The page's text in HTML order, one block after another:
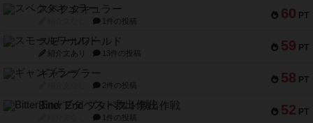
60 PT
スペクタキュラー
1件の投稿
59 PT
スモールワールド
紹介文あり 13件の投稿
58 PT
ギャンブラー
2件の投稿
52 PT
Bitter End ブタペスト救出作戦
1件の投稿